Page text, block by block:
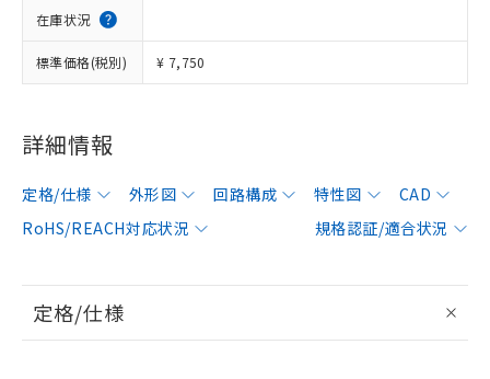
在庫状況
標準価格(税別) ¥ 7,750
詳細情報
定格/仕様 外形図 回路構成 特性図
CAD
RoHS/REACH対応状況
規格認証/適合状況
定格/仕様